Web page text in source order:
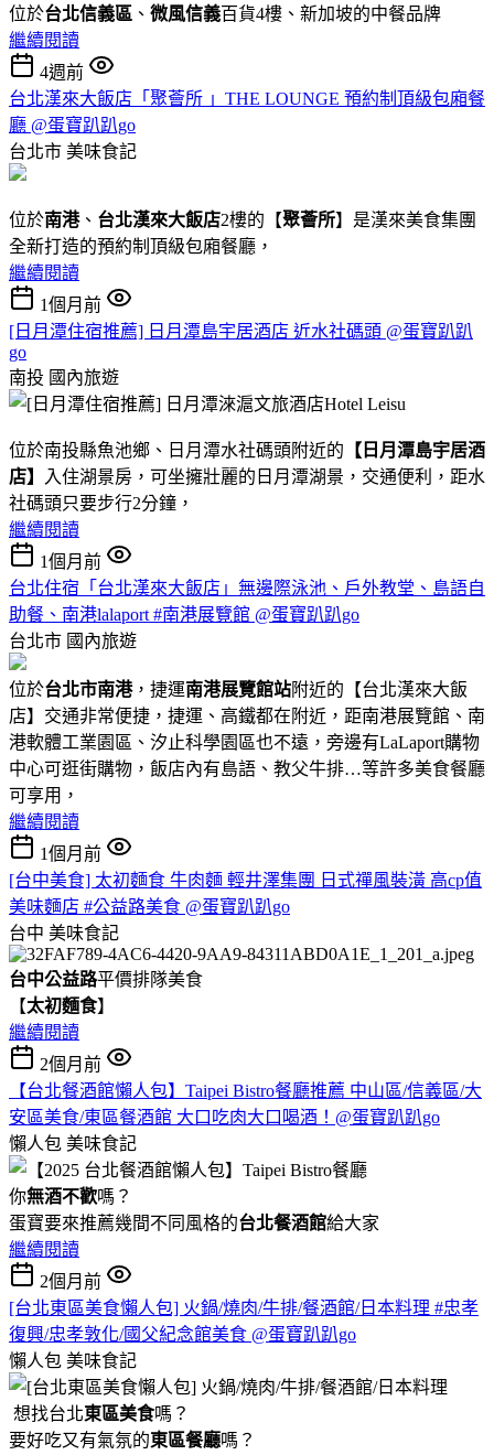
位於台北信義區 、 微風信義百貨4樓、新加坡的中餐品牌
繼續閱讀
4週前
台北漢來大飯店「聚薈所 」THE LOUNGE 預約制頂級包廂餐
廳 @蛋寶趴趴go
台北市 美味食記
位於南港、 台北漢來大飯店2樓的【聚薈所】是漢來美食集團
全新打造的預約制頂級包廂餐廳，
繼續閱讀
1個月前
[日月潭住宿推薦] 日月潭島宇居酒店 近水社碼頭 @蛋寶趴趴
go
南投 國內旅遊
位於南投縣魚池鄉、日月潭水社碼頭附近的 【日月潭島宇居酒
店】
入住湖景房，可坐擁壯麗的日月潭湖景，交通便利，距水
社碼頭只要步行2分鐘，
繼續閱讀
1個月前
台北住宿「台北漢來大飯店」無邊際泳池、戶外教堂、島語自
助餐、南港lalaport #南港展覽館 @蛋寶趴趴go
台北市 國內旅遊
位於台北市南港，捷運南港展覽館站附近的【台北漢來大飯
店】交通非常便捷，捷運、高鐵都在附近，距南港展覽館、南
港軟體工業園區、汐止科學園區也不遠，旁邊有LaLaport購物
中心可逛街購物，飯店內有島語、教父牛排…等許多美食餐廳
可享用，
繼續閱讀
1個月前
[台中美食] 太初麵食 牛肉麵 輕井澤集團 日式禪風裝潢 高cp值
美味麵店 #公益路美食 @蛋寶趴趴go
台中 美味食記
台中公益路平價排隊美食
【太初麵食】
繼續閱讀
2個月前
【台北餐酒館懶人包】Taipei Bistro餐廳推薦 中山區/信義區/大
安區美食/東區餐酒館 大口吃肉大口喝酒！@蛋寶趴趴go
懶人包 美味食記
你無酒不歡嗎？
蛋寶要來推薦幾間不同風格的台北餐酒館給大家
繼續閱讀
2個月前
[台北東區美食懶人包] 火鍋/燒肉/牛排/餐酒館/日本料理 #忠孝
復興/忠孝敦化/國父紀念館美食 @蛋寶趴趴go
懶人包 美味食記
想找台北東區美食嗎？
要好吃又有氣氛的東區餐廳嗎？